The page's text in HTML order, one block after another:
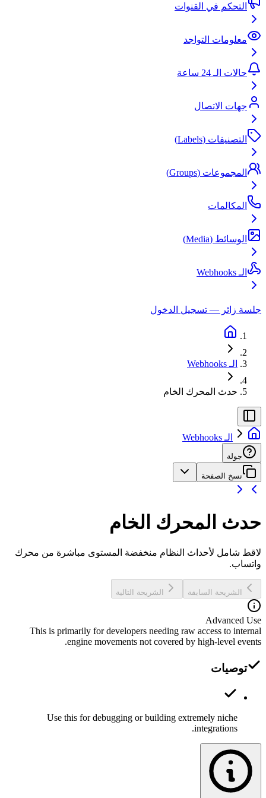
التحكم في القنوات
معلومات التواجد
حالات الـ 24 ساعة
جهات الاتصال
التصنيفات (Labels)
المجموعات (Groups)
المكالمات
الوسائط (Media)
الـ Webhooks
جلسة زائر — تسجيل الدخول
الـ Webhooks
حدث المحرك الخام
الـ Webhooks
جولة
نسخ الصفحة
حدث المحرك الخام
لاقط شامل لأحداث النظام منخفضة المستوى مباشرة من محرك
واتساب.
الشريحة السابقة الشريحة التالية
Advanced Use
This is primarily for developers needing raw access to internal
engine movements not covered by high-level events.
توصيات
Use this for debugging or building extremely niche
integrations.